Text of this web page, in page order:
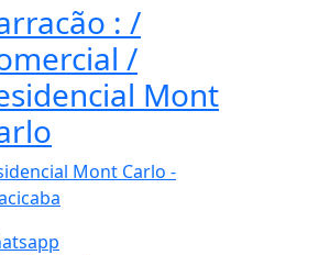
: /
/
Mont
Mont Carlo -